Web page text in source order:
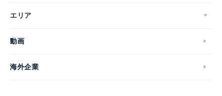
エリア
動画
海外企業